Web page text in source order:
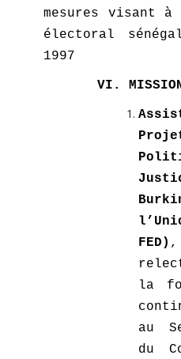
mesures visant à
électoral
1997
VI.
FED)
la
au
du